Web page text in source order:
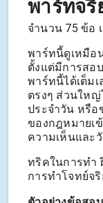
พาร์ทจริ
จำนวน 75 ข้อ
พาร์ทนี้ดูเหมือ
ตั้งแต่มีการสอ
พาร์ทนี้ได้เต็ม
ตรงๆ ส่วนใหญ่
ประจำวัน หรือ
ของกฎหมายเ
ความเห็นและ
ทริคในการทำ
การทำโจทย์จ